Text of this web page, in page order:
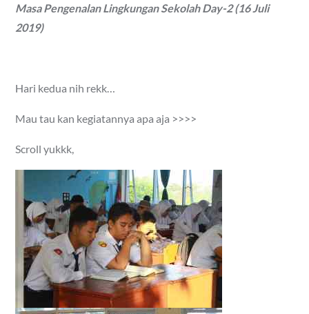
Masa Pengenalan Lingkungan Sekolah Day-2 (16 Juli
2019)
Hari kedua nih rekk…
Mau tau kan kegiatannya apa aja >>>>
Scroll yukkk,